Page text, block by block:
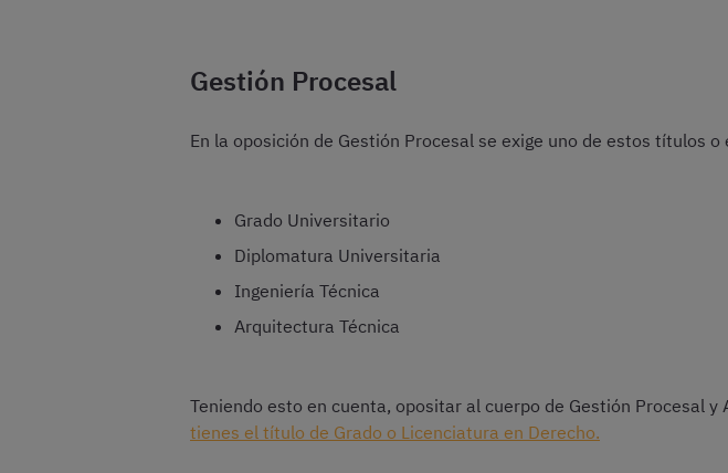
Gestión Procesal
En la oposición de Gestión Procesal se exige uno de estos títulos o
Grado Universitario
Diplomatura Universitaria
Ingeniería Técnica
Arquitectura Técnica
Teniendo esto en cuenta, opositar al cuerpo de Gestión Procesal
tienes el título de Grado o Licenciatura en Derecho.